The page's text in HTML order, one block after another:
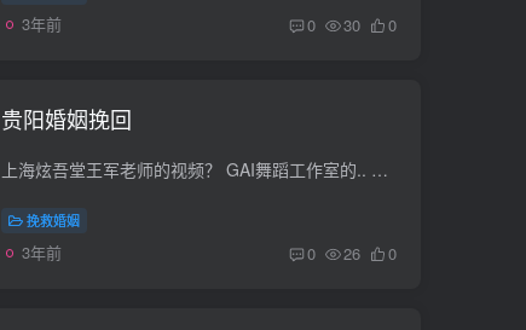
3年前 0 30 0
贵阳婚姻挽回
上海炫吾堂王军老师的视频？ GAI舞蹈工作室的.. 舞种很多.. HIPHOP班: 老师: 吴迪 (G.A.I 团体，团长/总经营策划，曾在2004动感地带全国大学生街舞比赛取得贵州赛区团体第一名，曾跟从上海MASTE...
挽救婚姻
3年前 0 26 0